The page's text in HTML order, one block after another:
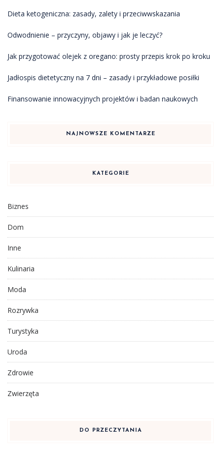
Dieta ketogeniczna: zasady, zalety i przeciwwskazania
Odwodnienie – przyczyny, objawy i jak je leczyć?
Jak przygotować olejek z oregano: prosty przepis krok po kroku
Jadłospis dietetyczny na 7 dni – zasady i przykładowe posiłki
Finansowanie innowacyjnych projektów i badan naukowych
NAJNOWSZE KOMENTARZE
KATEGORIE
Biznes
Dom
Inne
Kulinaria
Moda
Rozrywka
Turystyka
Uroda
Zdrowie
Zwierzęta
DO PRZECZYTANIA